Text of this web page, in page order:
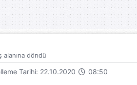
alanına döndü
Tarihi: 22.10.2020 08:50